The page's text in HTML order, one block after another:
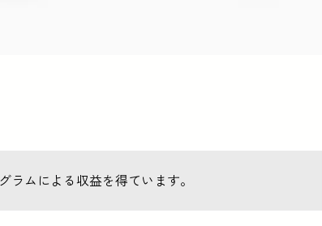
ムによる収益を得ています。